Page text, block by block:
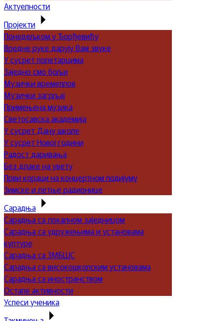
Актуелности
Пројекти
Понедељком у Ђорђевићу
Вредне руке дарују Вам звуке
У сусрет полетарцима
Заједно смо бољи
Музички времеплов
Музички загрљај
Примењена музика
Светосавска академија
У сусрет Дану школе
У сусрет Новој години
Радост даривања
Без длаке на увету
Први кораци на концертном подијуму
Зимске и летње радионице
Сарадња
Сарадња са локалном заједницом
Сарадња са удружењима и установама
културе
Сарадња са ЗМБШС
Сарадња са високошколским установама
Сарадња са иностранством
Остале активности
Успеси ученика